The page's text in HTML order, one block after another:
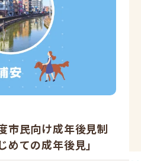
市民向け成年後見制
ての成年後見」